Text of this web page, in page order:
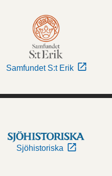
Samfundet S:t Erik
Sjöhistoriska